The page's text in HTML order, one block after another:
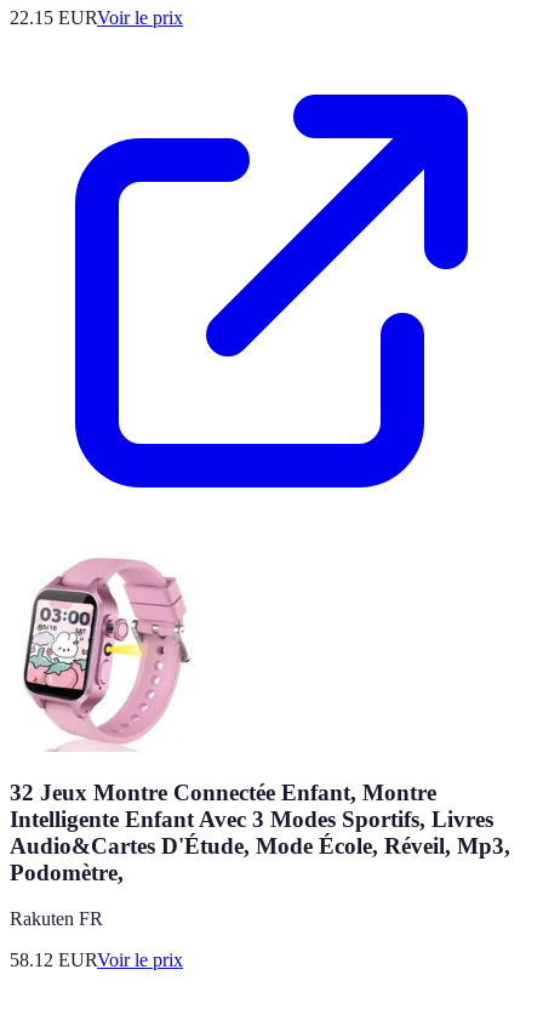
22.15 EURVoir le prix
32 Jeux Montre Connectée Enfant, Montre
Intelligente Enfant Avec 3 Modes Sportifs, Livres
Audio&Cartes D'Étude, Mode École, Réveil, Mp3,
Podomètre,
Rakuten FR
58.12 EURVoir le prix